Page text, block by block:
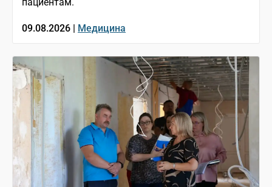
09.08.2026 | Медицина